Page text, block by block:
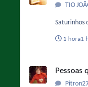
TIO
Saturinhos
1 hora1 h
Pessoas